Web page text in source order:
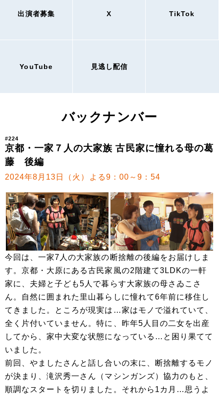
出演者募集 X TikTok
YouTube 見逃し配信
バックナンバー
#224
京都・一家７人の大家族 古民家に憧れる母の葛
藤 後編
2024年8月13日（火）よる9：00～9：54
今回は、一家7人の大家族の断捨離の後編をお届けしま
す。京都・大原にある古民家風の2階建て3LDKの一軒
家に、夫婦と子ども5人で暮らす大家族の母さゐこさ
ん。自然に囲まれた里山暮らしに憧れて6年前に移住し
てきました。ところが現実は…家はモノで溢れていて、
全く片付いていません。特に、昨年5人目の二女を出産
してから、家中大変な状態になっている…と困り果てて
いました。
前回、やましたさんと話し合いの末に、断捨離するモノ
が決まり、滝沢秀一さん（マシンガンズ）協力のもと、
順調なスタートを切りました。それから1カ月…思うよ